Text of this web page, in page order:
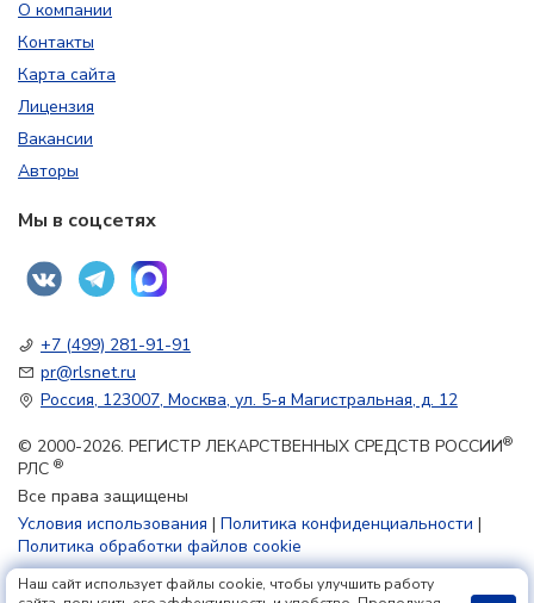
О компании
Контакты
Карта сайта
Лицензия
Вакансии
Авторы
Мы в соцсетях
+7 (499) 281-91-91
pr@rlsnet.ru
Россия, 123007, Москва, ул. 5-я Магистральная, д. 12
© 2000-2026. РЕГИСТР ЛЕКАРСТВЕННЫХ СРЕДСТВ РОССИИ®
РЛС ®
Все права защищены
Условия использования | Политика конфиденциальности |
Политика обработки файлов cookie
Наш сайт использует файлы cookie, чтобы улучшить работу